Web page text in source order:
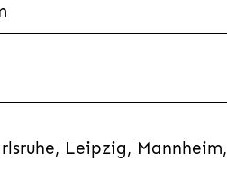
Leipzig, Mannheim,